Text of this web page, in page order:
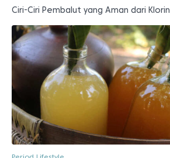
Ciri-Ciri Pembalut yang Aman dari Klorin